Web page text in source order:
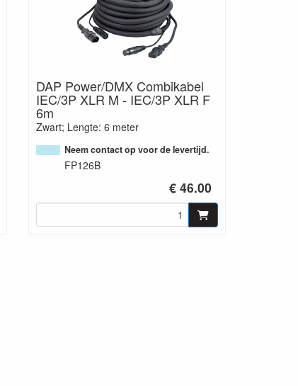
DAP Power/DMX Combikabel
IEC/3P XLR M - IEC/3P XLR F
6m
Zwart; Lengte: 6 meter
Neem contact op voor de levertijd.
FP126B
€ 46.00